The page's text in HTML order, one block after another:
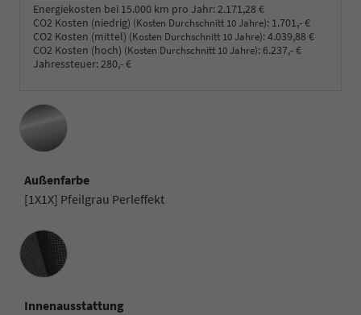
Energiekosten bei 15.000 km pro Jahr: 2.171,28 €
CO2 Kosten (niedrig) (Kosten Durchschnitt 10 Jahre): 1.701,- €
CO2 Kosten (mittel) (Kosten Durchschnitt 10 Jahre):4.039,88 €
CO2 Kosten (hoch) (Kosten Durchschnitt 10 Jahre): 6.237,- €
Jahressteuer: 280,- €
Außenfarbe
[1X1X] Pfeilgrau Perleffekt
Innenausstattung
Innenausstattung